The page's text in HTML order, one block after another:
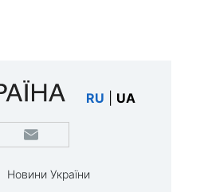
RU UA
Новини України